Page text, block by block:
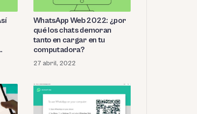
WhatsApp Web 2022: ¿por
qué los chats demoran
tanto en cargar en tu
computadora?
27 abril, 2022